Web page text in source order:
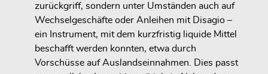
zurückgriff, sondern unter Umständen auch auf
Wechselgeschäfte oder Anleihen mit Disagio –
ein Instrument, mit dem kurzfristig liquide Mittel
beschafft werden konnten, etwa durch
Vorschüsse auf Auslandseinnahmen. Dies passt